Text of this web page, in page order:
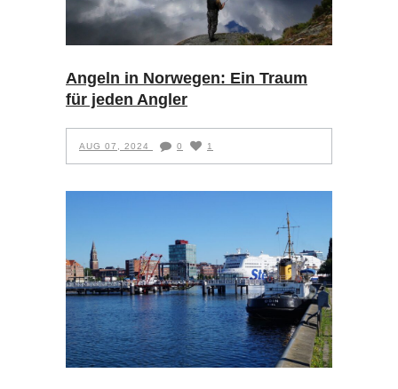
Angeln in Norwegen: Ein Traum
für jeden Angler
AUG 07, 2024 0 1